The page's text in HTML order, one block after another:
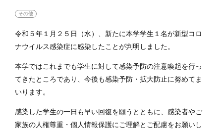
その他
令和５年１月２５日（水）、新たに本学学生１名が新型コロ
ナウイルス感染症に感染したことが判明しました。
本学ではこれまでも学生に対して感染予防の注意喚起を行っ
てきたところであり、今後も感染予防・拡大防止に努めてま
いります。
感染した学生の一日も早い回復を願うとともに、感染者やご
家族の人権尊重・個人情報保護にご理解とご配慮をお願いし